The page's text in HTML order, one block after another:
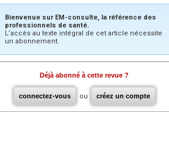
Bienvenue sur EM-consulte, la référence des
professionnels de santé.
L’accès au texte intégral de cet article nécessite
un abonnement.
Déjà abonné à cette revue ?
connectez-vous ou créez un compte